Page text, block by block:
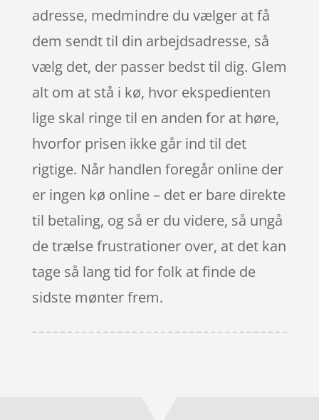
adresse, medmindre du vælger at få
dem sendt til din arbejdsadresse, så
vælg det, der passer bedst til dig. Glem
alt om at stå i kø, hvor ekspedienten
lige skal ringe til en anden for at høre,
hvorfor prisen ikke går ind til det
rigtige. Når handlen foregår online der
er ingen kø online – det er bare direkte
til betaling, og så er du videre, så ungå
de trælse frustrationer over, at det kan
tage så lang tid for folk at finde de
sidste mønter frem.